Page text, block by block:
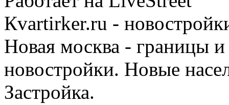
Кvartirker.ru -
Новая москва - границы
новостройки. Новые
Застройка.